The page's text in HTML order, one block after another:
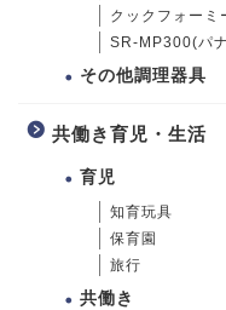
クックフォーミ
SR-MP300(パ
その他調理器具
共働き育児・生活
育児
知育玩具
保育園
旅行
共働き